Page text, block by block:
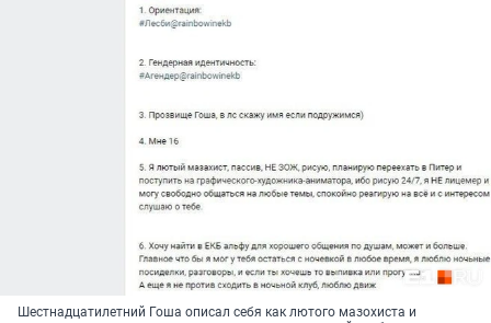
Шестнадцатилетний Гоша описал себя как лютого мазохиста и